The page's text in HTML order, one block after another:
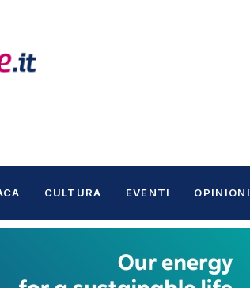
CULTURA EVENTI OPINIONI